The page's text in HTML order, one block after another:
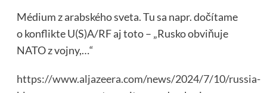
Médium z arabského sveta. Tu sa napr. dočítame
o konflikte U(S)A/RF aj toto – „Rusko obviňuje
NATO z vojny,…“
https://www.aljazeera.com/news/2024/7/10/russia-